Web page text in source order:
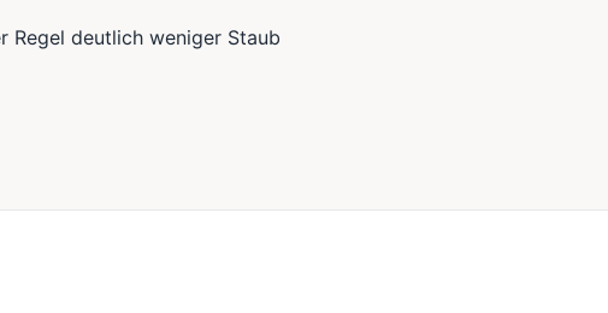
Regel deutlich weniger Staub